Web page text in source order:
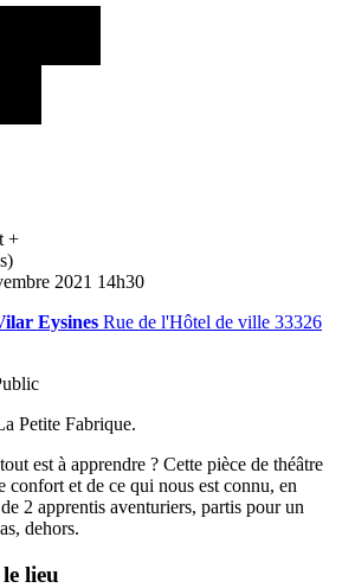
+
2021 14h30
Eysines Rue de l'Hôtel de ville 33326
Petite Fabrique.
est à apprendre ? Cette pièce de théâtre
confort et de ce qui nous est connu, en
2 apprentis aventuriers, partis pour un
dehors.
lieu